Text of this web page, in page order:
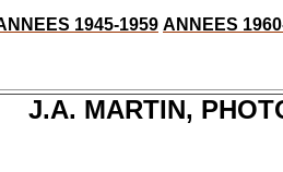
1945-1959 ANNEES
J.A. MARTIN,